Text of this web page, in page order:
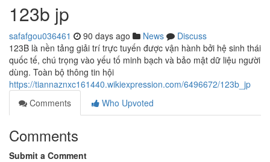
123b jp
safafgou036461 90 days ago News
Discuss
123B là nền tảng giải trí trực tuyến được vận hành bởi hệ sinh thái
quốc tế, chú trọng vào yếu tố minh bạch và bảo mật dữ liệu người
dùng. Toàn bộ thông tin hội
https://tiannaznxc161440.wikiexpression.com/6496672/123b_jp
Comments
Who Upvoted
Comments
Submit a Comment